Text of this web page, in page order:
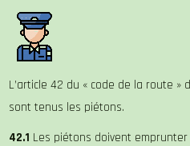
L’article 42 du « code de la route
sont tenus les piétons.
42.1 Les piétons doivent